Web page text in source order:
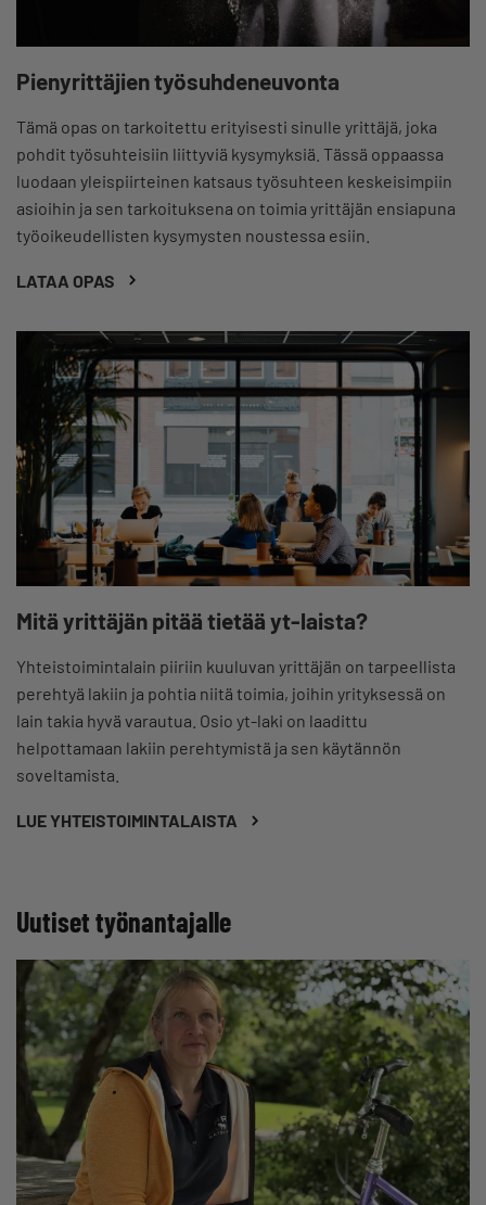
Pienyrittäjien työsuhdeneuvonta
Tämä opas on tarkoitettu erityisesti sinulle yrittäjä, joka
pohdit työsuhteisiin liittyviä kysymyksiä. Tässä oppaassa
luodaan yleispiirteinen katsaus työsuhteen keskeisimpiin
asioihin ja sen tarkoituksena on toimia yrittäjän ensiapuna
työoikeudellisten kysymysten noustessa esiin.
LATAA OPAS
Mitä yrittäjän pitää tietää yt-laista?
Yhteistoimintalain piiriin kuuluvan yrittäjän on tarpeellista
perehtyä lakiin ja pohtia niitä toimia, joihin yrityksessä on
lain takia hyvä varautua. Osio yt-laki on laadittu
helpottamaan lakiin perehtymistä ja sen käytännön
soveltamista.
LUE YHTEISTOIMINTALAISTA
Uutiset työnantajalle